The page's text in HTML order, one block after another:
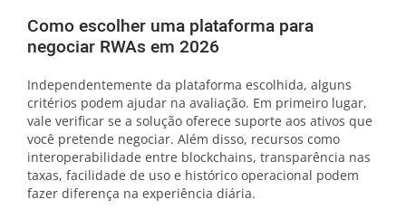
Como escolher uma plataforma para
negociar RWAs em 2026
Independentemente da plataforma escolhida, alguns
critérios podem ajudar na avaliação. Em primeiro lugar,
vale verificar se a solução oferece suporte aos ativos que
você pretende negociar. Além disso, recursos como
interoperabilidade entre blockchains, transparência nas
taxas, facilidade de uso e histórico operacional podem
fazer diferença na experiência diária.